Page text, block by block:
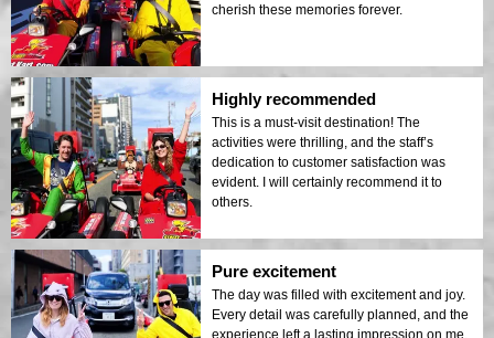
cherish these memories forever.
Highly recommended
This is a must-visit destination! The
activities were thrilling, and the staff’s
dedication to customer satisfaction was
evident. I will certainly recommend it to
others.
Pure excitement
The day was filled with excitement and joy.
Every detail was carefully planned, and the